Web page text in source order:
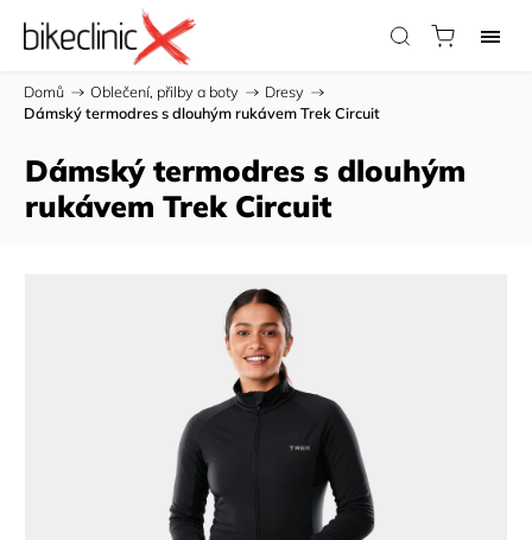
Domů / Oblečení, přilby a boty / Dresy /
Dámský termodres s dlouhým rukávem Trek Circuit
Dámský termodres s dlouhým
rukávem Trek Circuit